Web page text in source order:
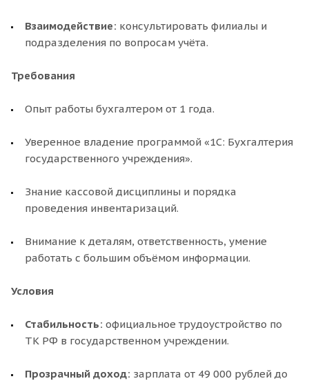
Взаимодействие: консультировать филиалы и
подразделения по вопросам учёта.
Требования
Опыт работы бухгалтером от 1 года.
Уверенное владение программой «1С: Бухгалтерия
государственного учреждения».
Знание кассовой дисциплины и порядка
проведения инвентаризаций.
Внимание к деталям, ответственность, умение
работать с большим объёмом информации.
Условия
Стабильность: официальное трудоустройство по
ТК РФ в государственном учреждении.
Прозрачный доход: зарплата от 49 000 рублей до